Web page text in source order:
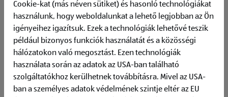
Mindig naprakészen - Aktiváld az ALDI Állásfigyelő
funkcióját
Érdekelned további pozícióink?
Válaszd ki a Számodra érdekes tevékenységi területet,
további álláslehetőségeket illetően.
Cookie-kat (más néven sütiket) és hasonló technológiákat
használunk, hogy weboldalunkat a lehető legjobban az Ön
igényeihez igazítsuk. Ezek a technológiák lehetővé teszik
például bizonyos funkciók használatát és a közösségi
hálózatokon való megosztást. Ezen technológiák
használata során az adatok az USA-ban található
szolgáltatókhoz kerülhetnek továbbításra. Mivel az USA-
ban a személyes adatok védelmének szintje eltér az EU